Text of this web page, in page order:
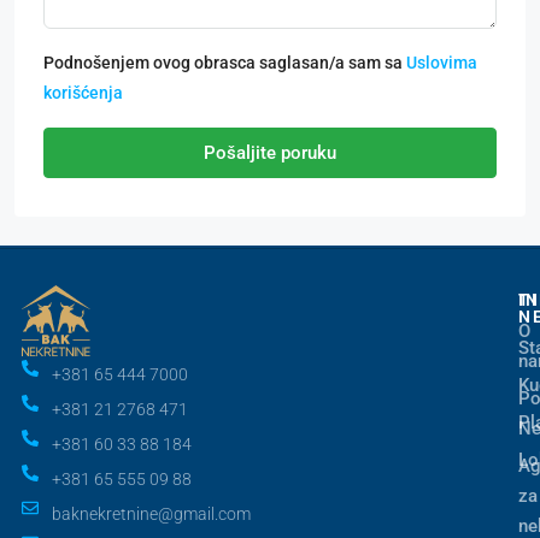
Podnošenjem ovog obrasca saglasan/a sam sa Uslovima
korišćenja
Pošaljite poruku
+381 65 444 7000
+381 21 2768 471
+381 60 33 88 184
+381 65 555 09 88
baknekretnine@gmail.com
O
za